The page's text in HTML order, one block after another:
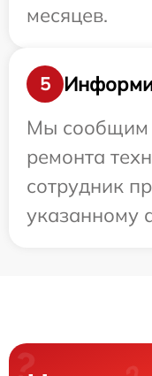
месяцев.
5
Мы сообщим
ремонта
сотрудник
указанному